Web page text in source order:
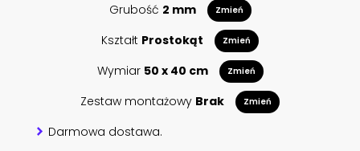
Grubość 2 mm Zmień
Kształt Prostokąt Zmień
Wymiar 50 x 40 cm Zmień
Zestaw montażowy Brak Zmień
Darmowa dostawa.